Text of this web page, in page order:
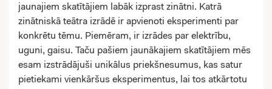
jaunajiem skatītājiem labāk izprast zinātni. Katrā
zinātniskā teātra izrādē ir apvienoti eksperimenti par
konkrētu tēmu. Piemēram, ir izrādes par elektrību,
uguni, gaisu. Taču pašiem jaunākajiem skatītājiem mēs
esam izstrādājuši unikālus priekšnesumus, kas satur
pietiekami vienkāršus eksperimentus, lai tos atkārtotu